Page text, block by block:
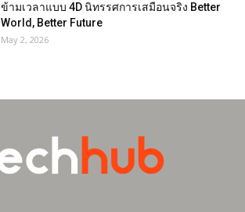
ข้ามเวลาแบบ 4D นิทรรศการเสมือนจริง Better
World, Better Future
May 2, 2026